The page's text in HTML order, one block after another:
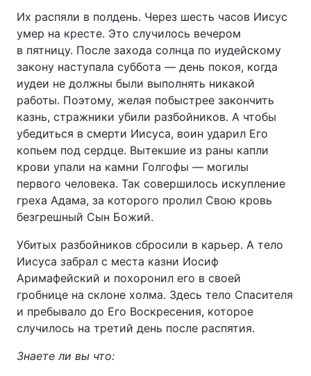
Их распяли в полдень. Через шесть часов Иисус
умер на кресте. Это случилось вечером
в пятницу. После захода солнца по иудейскому
закону наступала суббота — день покоя, когда
иудеи не должны были выполнять никакой
работы. Поэтому, желая побыстрее закончить
казнь, стражники убили разбойников. А чтобы
убедиться в смерти Иисуса, воин ударил Его
копьем под сердце. Вытекшие из раны капли
крови упали на камни Голгофы — могилы
первого человека. Так совершилось искупление
греха Адама, за которого пролил Свою кровь
безгрешный Сын Божий.
Убитых разбойников сбросили в карьер. А тело
Иисуса забрал с места казни Иосиф
Аримафейский и похоронил его в своей
гробнице на склоне холма. Здесь тело Спасителя
и пребывало до Его Воскресения, которое
случилось на третий день после распятия.
Знаете ли вы что: